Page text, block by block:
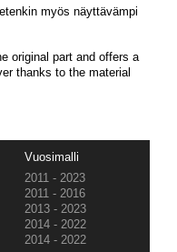
myös näyttävämpi
original part and offers a
thanks to the material
Vuosimalli
2011 - 2023
2011 - 2016
2013 - 2023
2014 - 2022
2014 - 2022